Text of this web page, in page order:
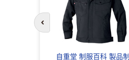
自重堂 制服百科 製品制
前のスライドへ